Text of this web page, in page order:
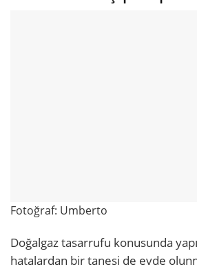
Fotoğraf: Umberto
Doğalgaz tasarrufu konusunda
hatalardan bir tanesi de evde